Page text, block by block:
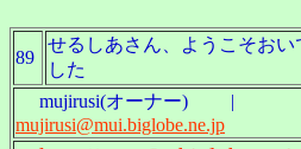
89
せるしあさん、ようこそおい
した
mujirusi(オーナー) |
mujirusi@mui.biglobe.ne.jp